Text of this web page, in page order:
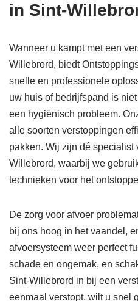
in Sint-
Wanneer u kampt met een
Willebrord, biedt
snelle en professionele
uw huis of bedrijfspand is
een hygiënisch probleem.
alle soorten verstoppingen
pakken. Wij zijn dé specialist
Willebrord, waarbij we
technieken voor het
De zorg voor afvoer
bij ons hoog in het vaandel,
afvoersysteem weer perfect
schade en ongemak, en
Sint-Willebrord in bij een
eenmaal verstopt, wilt u snel